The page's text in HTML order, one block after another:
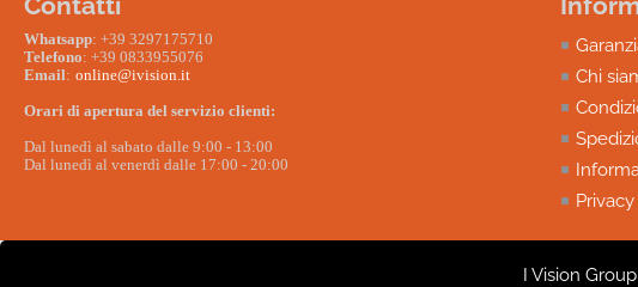
Whatsapp: +39 3297175710
Telefono: +39 0833955076
Email: online@ivision.it
Orari di apertura del servizio clienti:
Dal lunedì al sabato dalle 9:00 - 13:00
Dal lunedì al venerdì dalle 17:00 - 20:00
Chi
I Vision